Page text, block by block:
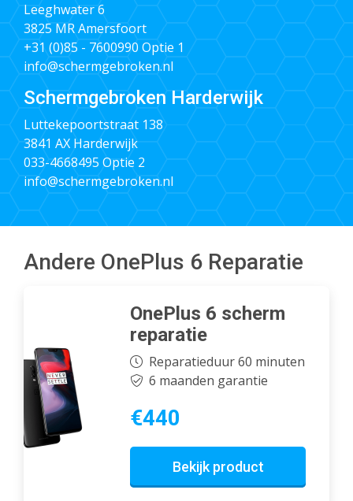
Leeghwater 6
3825 MR Amersfoort
+31 (0)85 - 7600990 Optie 1
info@schermgebroken.nl
Schermgebroken Harderwijk
Luttekepoortstraat 138
3841 AX Harderwijk
033-4668495 Optie 2
info@schermgebroken.nl
Andere OnePlus 6 Reparatie
OnePlus 6 scherm
reparatie
Reparatieduur 60 minuten
6 maanden garantie
€440
Bekijk product